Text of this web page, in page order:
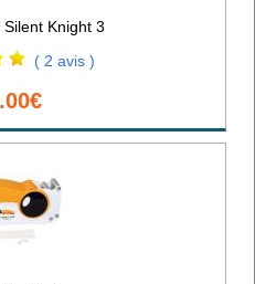
Knight 3
( 2 avis )